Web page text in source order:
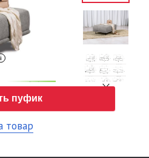
пуфик
товар